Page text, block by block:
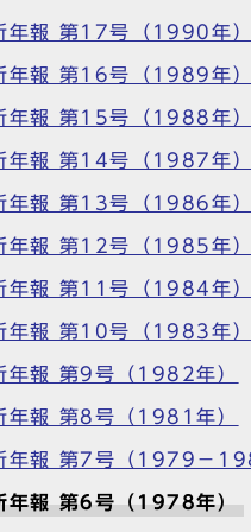
年報 第17号（1990年）
年報 第16号（1989年）
年報 第15号（1988年）
年報 第14号（1987年）
年報 第13号（1986年）
年報 第12号（1985年）
年報 第11号（1984年）
年報 第10号（1983年）
年報 第9号（1982年）
年報 第8号（1981年）
年報 第7号（1979－
年報 第6号（1978年）